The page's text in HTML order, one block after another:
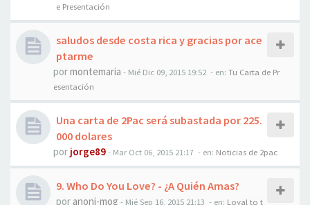
e Presentación
saludos desde costa rica y gracias por ace
ptarme
pormontemaria - Mié Dic 09, 2015 19:52 - en: Tu Carta de Pr
esentación
Una carta de 2Pac será subastada por 225.
000 dolares
por jorge89- Mar Oct 06, 2015 21:17 - en: Noticias de 2pac
9. Who Do You Love? - ¿A Quién Amas?
por anoni-mog - Mié Sep 16, 2015 21:13 - en: Loyal to t